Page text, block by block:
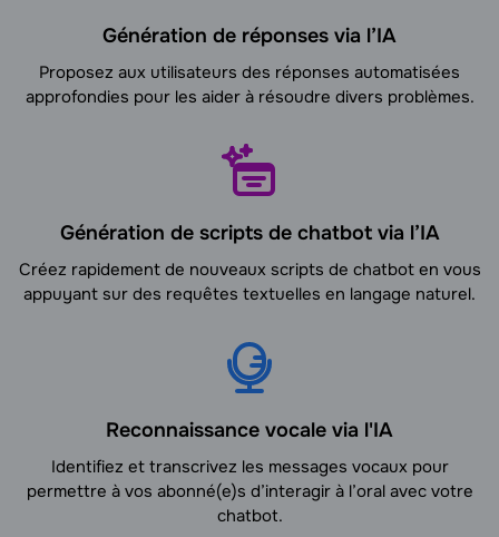
Génération de réponses via l’IA
Proposez aux utilisateurs des réponses automatisées
approfondies pour les aider à résoudre divers problèmes.
Génération de scripts de chatbot via l’IA
Créez rapidement de nouveaux scripts de chatbot en vous
appuyant sur des requêtes textuelles en langage naturel.
Reconnaissance vocale via l'IA
Identifiez et transcrivez les messages vocaux pour
permettre à vos abonné(e)s d’interagir à l’oral avec votre
chatbot.